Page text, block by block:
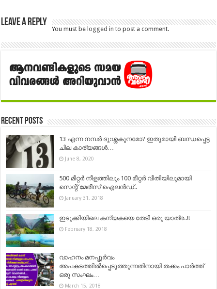
Leave a Reply
You must be logged in to post a comment.
Recent Posts
13 എന്ന നമ്പർ ദുഃശ്ശകുനമോ? ഇതുമായി ബന്ധപ്പെട്ട
ചില കാര്യങ്ങൾ…
June 8, 2020
500 മീറ്റർ നീളത്തിലും 100 മീറ്റർ വീതിയിലുമായി
സെന്റ് മേരീസ് ഐലന്‍ഡ്..
January 31, 2018
ഇടുക്കിയിലെ കന്യകയെ തേടി ഒരു യാത്ര..!!
February 18, 2018
വാഹനം മനപ്പൂര്‍വം
അപകടത്തില്‍പ്പെടുത്തുന്നതിനായി തക്കം പാര്‍ത്ത്
ഒരു സംഘം…
March 15, 2018